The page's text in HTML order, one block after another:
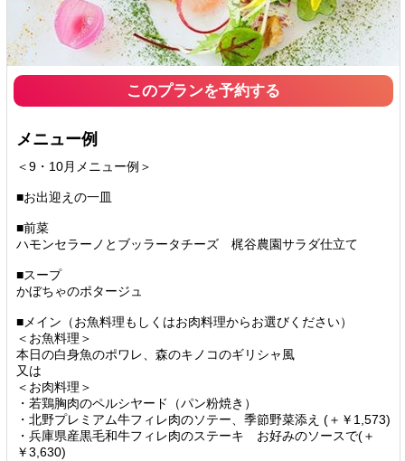
このプランを予約する
メニュー例
＜9・10月メニュー例＞
■お出迎えの一皿
■前菜
ハモンセラーノとブッラータチーズ 梶谷農園サラダ仕立て
■スープ
かぼちゃのポタージュ
■メイン（お魚料理もしくはお肉料理からお選びください）
＜お魚料理＞
本日の白身魚のポワレ、森のキノコのギリシャ風
又は
＜お肉料理＞
・若鶏胸肉のペルシヤード（パン粉焼き）
・北野プレミアム牛フィレ肉のソテー、季節野菜添え (＋￥1,573)
・兵庫県産黒毛和牛フィレ肉のステーキ お好みのソースで(＋
￥3,630)